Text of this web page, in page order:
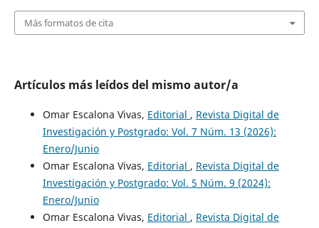
Más formatos de cita
Artículos más leídos del mismo autor/a
Omar Escalona Vivas, Editorial , Revista Digital de
Investigación y Postgrado: Vol. 7 Núm. 13 (2026):
Enero/Junio
Omar Escalona Vivas, Editorial , Revista Digital de
Investigación y Postgrado: Vol. 5 Núm. 9 (2024):
Enero/Junio
Omar Escalona Vivas, Editorial , Revista Digital de